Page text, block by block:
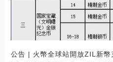
公告 | 火幣全球站開放ZIL新幣